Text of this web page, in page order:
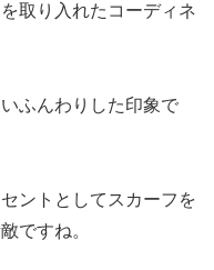
取り入れたコーディネ
ふんわりした印象で
ントとしてスカーフを
ですね。